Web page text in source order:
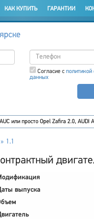
КАК КУПИТЬ ГАРАНТИИ
Согласие с политикой
данных
1.1
выпуска